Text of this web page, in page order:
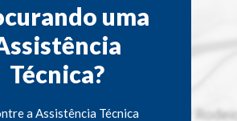
uma
Técnica?
a Assistência Técnica